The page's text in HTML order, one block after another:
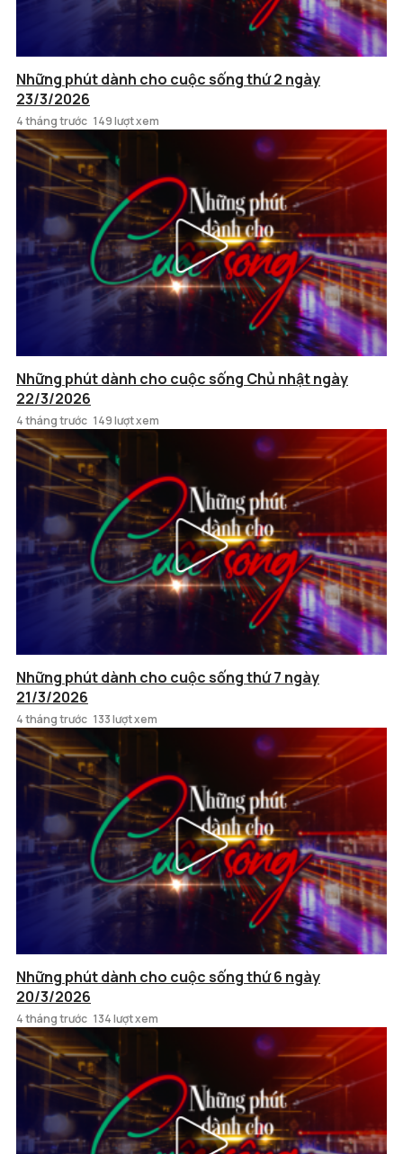
Những phút dành cho cuộc sống thứ 2 ngày
23/3/2026
4 tháng trước 149 lượt xem
Những phút dành cho cuộc sống Chủ nhật ngày
22/3/2026
4 tháng trước 149 lượt xem
Những phút dành cho cuộc sống thứ 7 ngày
21/3/2026
4 tháng trước 133 lượt xem
Những phút dành cho cuộc sống thứ 6 ngày
20/3/2026
4 tháng trước 134 lượt xem